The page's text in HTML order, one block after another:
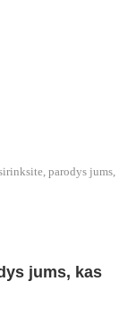
parodys jums,
jums, kas